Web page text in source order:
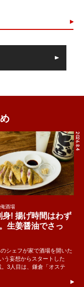
2026.8.4
酒場
身! 揚げ時間はわず
生姜醤油でさっ
シェフが家で酒場を開いた
う妄想からスタートした
。3人目は、鎌倉「オステ